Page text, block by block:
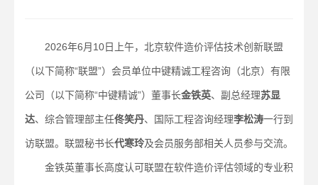
2026年6月10日上午，北京软件造价评估技术创新联盟
（以下简称“联盟”）会员单位中键精诚工程咨询（北京）有限
公司（以下简称“中键精诚”）董事长金铁英、副总经理苏显
达、综合管理部主任佟笑丹、国际工程咨询经理李松涛一行到
访联盟。联盟秘书长代寒玲及会员服务部相关人员参与交流。
金铁英董事长高度认可联盟在软件造价评估领域的专业积